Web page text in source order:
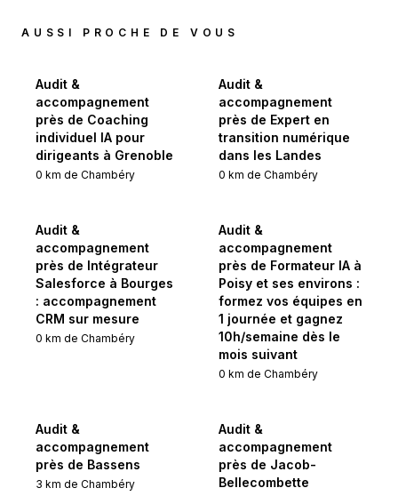
AUSSI PROCHE DE VOUS
Audit &
accompagnement
près de Coaching
individuel IA pour
dirigeants à Grenoble
0 km de Chambéry
Audit &
accompagnement
près de Expert en
transition numérique
dans les Landes
0 km de Chambéry
Audit &
accompagnement
près de Intégrateur
Salesforce à Bourges
: accompagnement
CRM sur mesure
0 km de Chambéry
Audit &
accompagnement
près de Formateur IA à
Poisy et ses environs :
formez vos équipes en
1 journée et gagnez
10h/semaine dès le
mois suivant
0 km de Chambéry
Audit &
accompagnement
près de Bassens
3 km de Chambéry
Audit &
accompagnement
près de Jacob-
Bellecombette